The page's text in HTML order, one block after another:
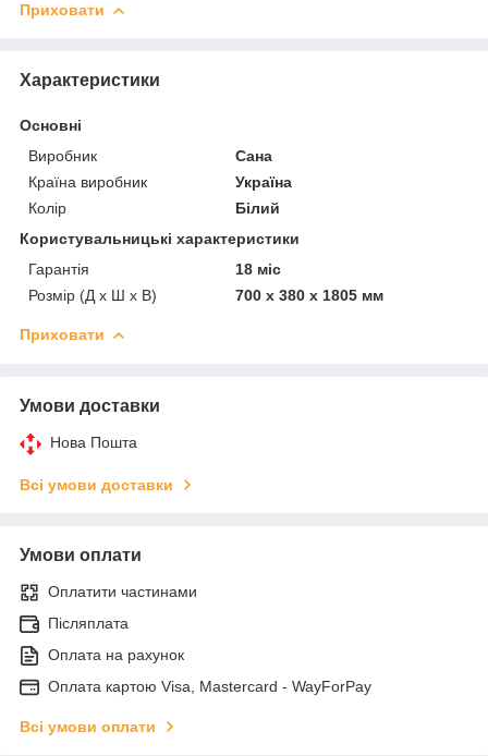
Приховати
Характеристики
Основні
Виробник
Сана
Країна виробник
Україна
Колір
Білий
Користувальницькі характеристики
Гарантія
18 міс
Розмір (Д x Ш x В)
700 x 380 x 1805 мм
Приховати
Умови доставки
Нова Пошта
Всі умови доставки
Умови оплати
Оплатити частинами
Післяплата
Оплата на рахунок
Оплата картою Visa, Mastercard - WayForPay
Всі умови оплати